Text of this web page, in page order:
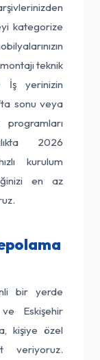
kategorize
teknik
İş yerinizin
sonu veya
2026
kurulum
en az
bir yerde
Eskişehir
kişiye özel
veriyoruz.